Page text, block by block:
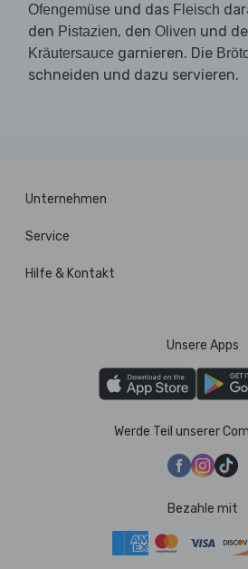
Ofengemüse und das Fleisch
den Pistazien, den Oliven und
Kräutersauce garnieren. Die
schneiden und dazu servieren.
Unternehmen
Service
Hilfe & Kontakt
Unsere Apps
Werde Teil unserer
Bezahle mit